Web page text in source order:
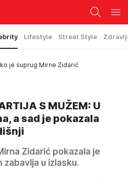
Lifestyle Street Style
je suprug Mirne Zidarić
S MUŽEM: U
a sad je pokazala
Zidarić pokazala je
zabavlja u izlasku.